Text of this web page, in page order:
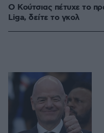
Ο Κούτσιας πέτυχε το
Liga, δείτε το γκολ